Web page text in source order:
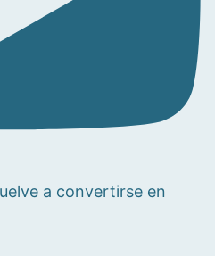
a convertirse en